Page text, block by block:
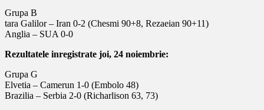
Grupa B
tara Galilor – Iran 0-2 (Chesmi 90+8, Rezaeian 90+11)
Anglia – SUA 0-0
Rezultatele inregistrate joi, 24 noiembrie:
Grupa G
Elvetia – Camerun 1-0 (Embolo 48)
Brazilia – Serbia 2-0 (Richarlison 63, 73)